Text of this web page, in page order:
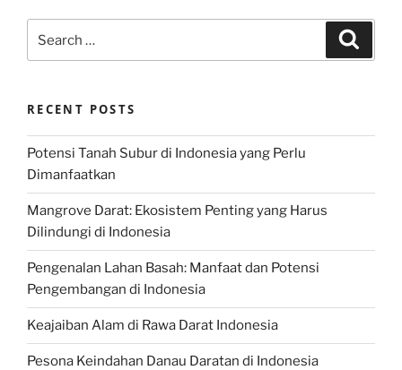
for:
RECENT POSTS
Potensi Tanah Subur di Indonesia yang Perlu
Dimanfaatkan
Mangrove Darat: Ekosistem Penting yang Harus
Dilindungi di Indonesia
Pengenalan Lahan Basah: Manfaat dan Potensi
Pengembangan di Indonesia
Keajaiban Alam di Rawa Darat Indonesia
Pesona Keindahan Danau Daratan di Indonesia